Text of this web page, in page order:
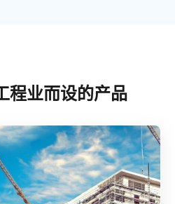
程业而设的产品